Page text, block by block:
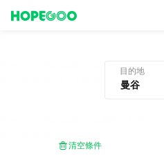
目的地
清空條件